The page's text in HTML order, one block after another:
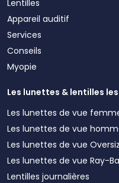
Lentilles
Appareil auditif
Services
Conseils
Myopie
Les lunettes & lentilles
Les lunettes de vue
Les lunettes de vue
Les lunettes de vue
Les lunettes de vue Ray-
Lentilles journalières